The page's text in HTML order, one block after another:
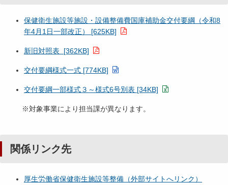
保健衛生施設等施設・設備整備費国庫補助金交付要綱（令和8
年4月1日一部改正） [625KB]
新旧対照表 [362KB]
交付要綱様式一式 [774KB]
交付要綱一部様式３～様式6号別表 [34KB]
※対象事業により担当課が異なります。
関係リンク先
厚生労働省保健衛生施設等整備（外部サイトへリンク）